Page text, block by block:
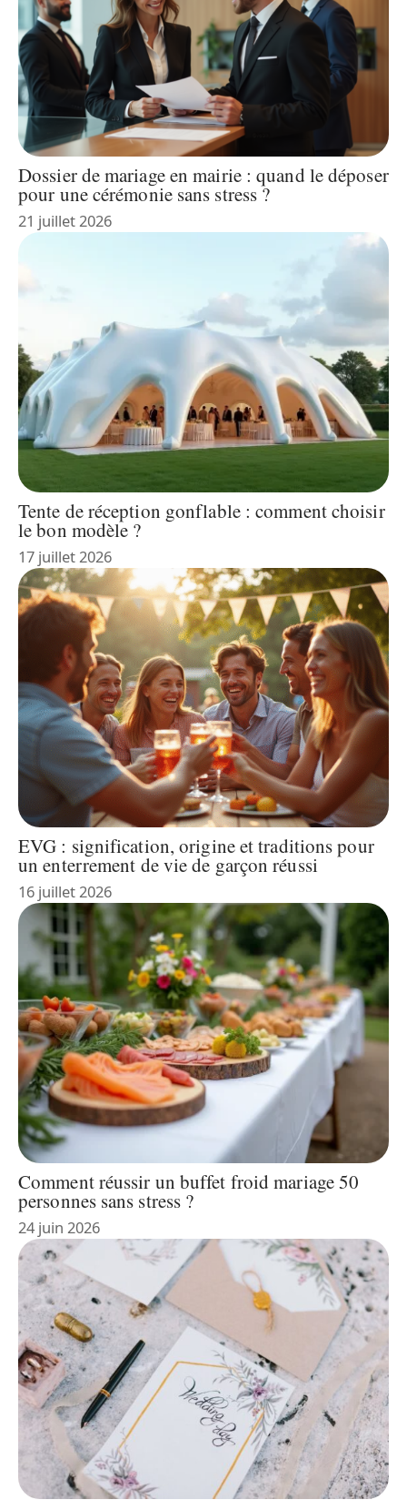
Dossier de mariage en mairie : quand le déposer
pour une cérémonie sans stress ?
21 juillet 2026
Tente de réception gonflable : comment choisir
le bon modèle ?
17 juillet 2026
EVG : signification, origine et traditions pour
un enterrement de vie de garçon réussi
16 juillet 2026
Comment réussir un buffet froid mariage 50
personnes sans stress ?
24 juin 2026